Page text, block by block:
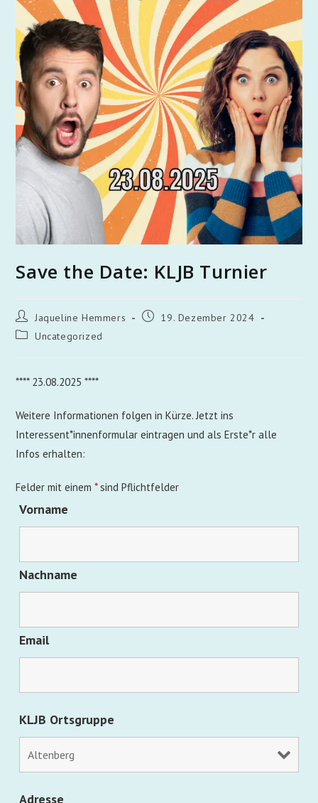
Save the Date: KLJB Turnier
Jaqueline Hemmers
19. Dezember 2024
Uncategorized
**** 23.08.2025 ****
Weitere Informationen folgen in Kürze. Jetzt ins
Interessent*innenformular eintragen und als Erste*r alle
Infos erhalten:
Felder mit einem*sind Pflichtfelder
Vorname
Nachname
Email
KLJB Ortsgruppe
Adresse